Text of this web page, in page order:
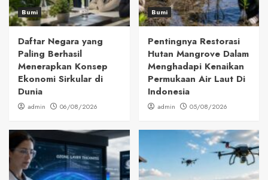
Bumi
Daftar Negara yang
Paling Berhasil
Menerapkan Konsep
Ekonomi Sirkular di
Dunia
admin 06/08/2026
Bumi
Pentingnya Restorasi
Hutan Mangrove Dalam
Menghadapi Kenaikan
Permukaan Air Laut Di
Indonesia
admin 05/08/2026